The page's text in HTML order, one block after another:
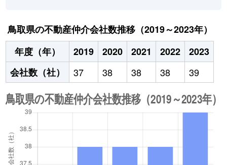
鳥取県の不動産仲介会社数推移（2019～2023年）
年度（年）
2019 2020 2021 2022
2023
会社数（社）
37 38 38 38 39